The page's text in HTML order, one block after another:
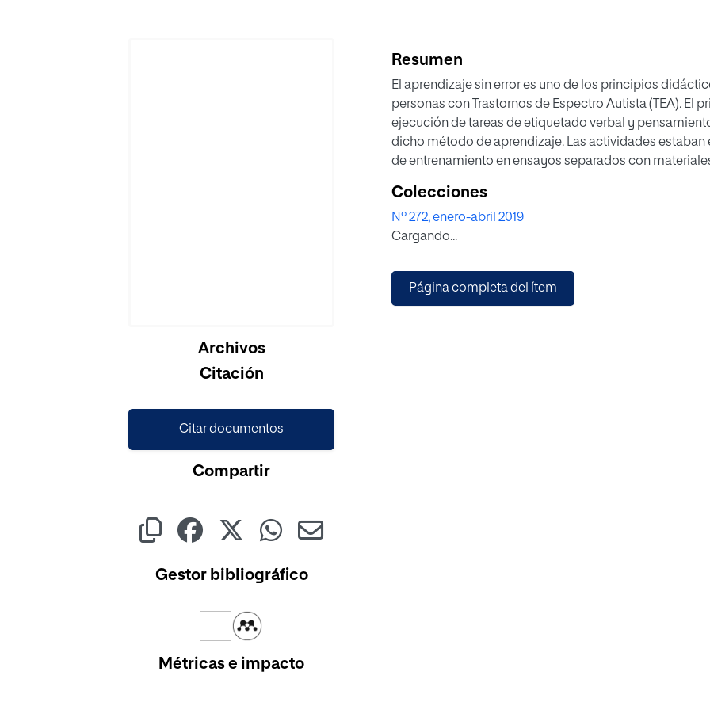
Archivos
Citación
Citar documentos
Compartir
Gestor bibliográfico
Métricas e impacto
Resumen
El aprendizaje sin error es uno de los principios
personas con Trastornos de Espectro Autista (TEA). El
ejecución de tareas de etiquetado verbal y
dicho método de aprendizaje. Las actividades
de entrenamiento en ensayos separados con
(en la que se empleaba la instigación física para evitar
la que se permitía cometer errores y rectificarlos, con la
observación mostraron diferencias significativas en las
En general, la propuesta instruccional basada en una
cuando el estudiante se equivocaba, generó un
Colecciones
Nº 272, enero-abril 2019
Cargando...
Página completa del ítem